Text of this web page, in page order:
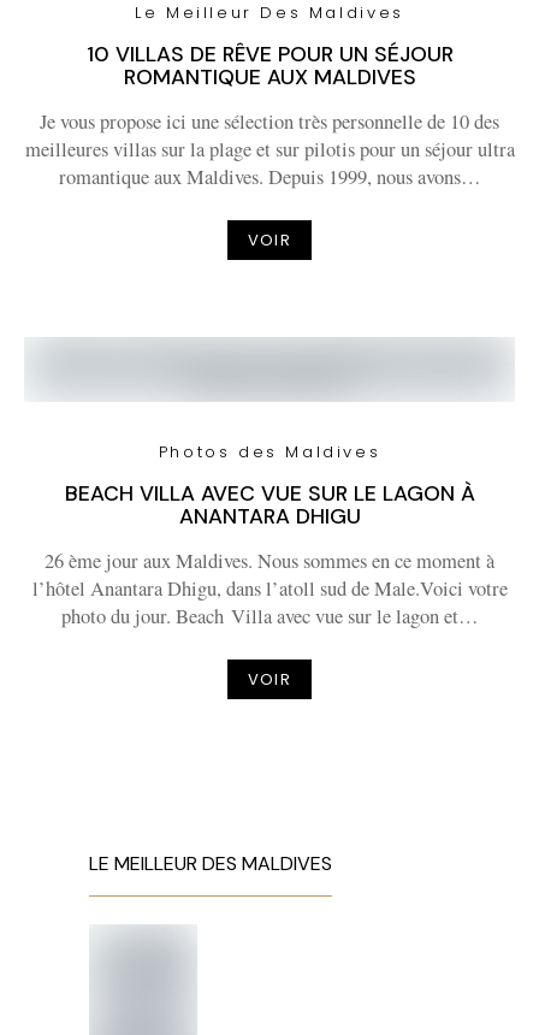
Le Meilleur Des Maldives
10 VILLAS DE RÊVE POUR UN SÉJOUR
ROMANTIQUE AUX MALDIVES
Je vous propose ici une sélection très personnelle de 10 des
meilleures villas sur la plage et sur pilotis pour un séjour ultra
romantique aux Maldives. Depuis 1999, nous avons…
VOIR
Photos des Maldives
BEACH VILLA AVEC VUE SUR LE LAGON À
ANANTARA DHIGU
26 ème jour aux Maldives. Nous sommes en ce moment à
l’hôtel Anantara Dhigu, dans l’atoll sud de Male.Voici votre
photo du jour. Beach Villa avec vue sur le lagon et…
VOIR
LE MEILLEUR DES MALDIVES